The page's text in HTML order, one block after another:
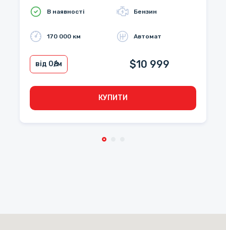
В наявності Бензин
170 000 км Автомат
від 0₴/м $10 999
КУПИТИ